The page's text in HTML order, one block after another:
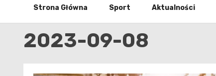
Strona Główna Sport Aktualności
2023-09-08